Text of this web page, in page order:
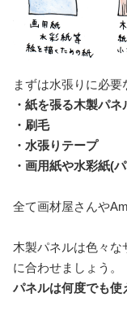
まずは水張りに必要
・紙を張る木製パネ
・刷毛
・水張りテープ
・画用紙や水彩紙(
全て画材屋さんや
木製パネルは色々
に合わせましょう。
パネルは何度でも使